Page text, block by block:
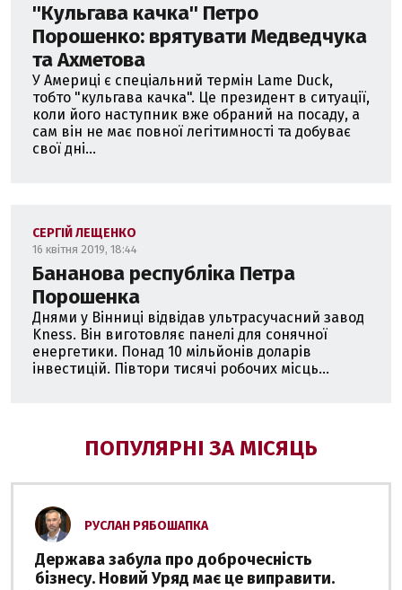
''Кульгава качка'' Петро
Порошенко: врятувати Медведчука
та Ахметова
У Америці є спеціальний термін Lame Duck,
тобто "кульгава качка". Це президент в ситуації,
коли його наступник вже обраний на посаду, а
сам він не має повної легітимності та добуває
свої дні...
СЕРГІЙ ЛЕЩЕНКО
16 квітня 2019, 18:44
Бананова республіка Петра
Порошенка
Днями у Вінниці відвідав ультрасучасний завод
Kness. Він виготовляє панелі для сонячної
енергетики. Понад 10 мільйонів доларів
інвестицій. Півтори тисячі робочих місць...
ПОПУЛЯРНІ ЗА МІСЯЦЬ
РУСЛАН РЯБОШАПКА
Держава забула про доброчесність
бізнесу. Новий Уряд має це виправити.